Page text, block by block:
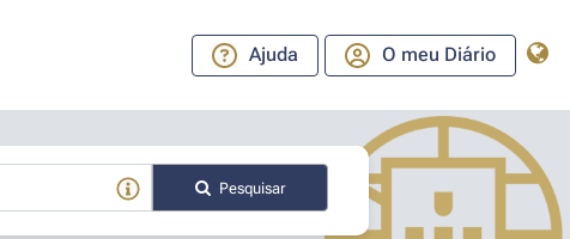
Ajuda O meu Diário
Pesquisar